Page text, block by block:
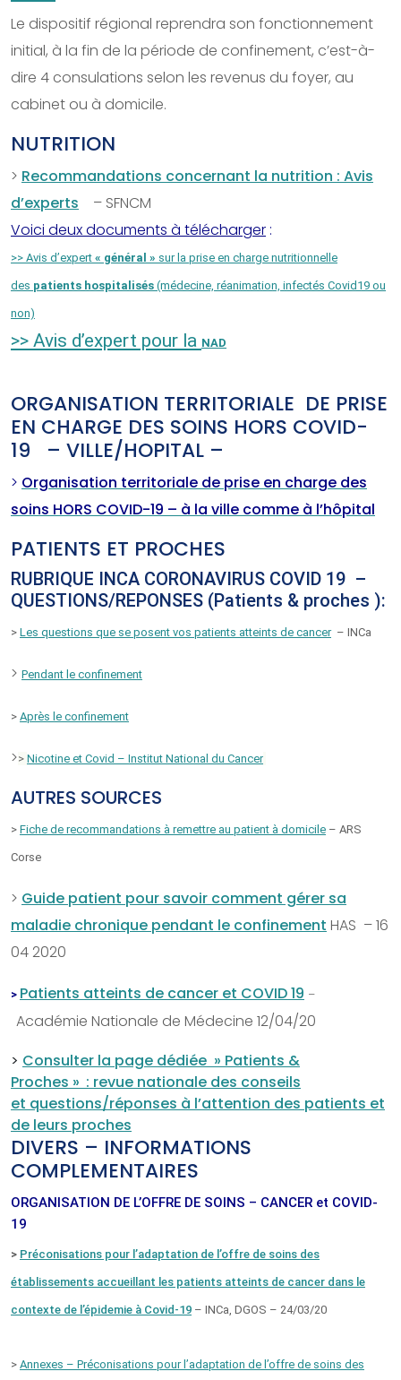
Le dispositif régional reprendra son fonctionnement
initial, à la fin de la période de confinement, c’est-à-
dire 4 consulations selon les revenus du foyer, au
cabinet ou à domicile.
NUTRITION
> Recommandations concernant la nutrition : Avis
d’experts
– SFNCM
Voici deux documents à télécharger :
>> Avis d’expert « général » sur la prise en charge nutritionnelle
des patients hospitalisés (médecine, réanimation, infectés Covid19 ou
non)
>> Avis d’expert pour la NAD
ORGANISATION TERRITORIALE DE PRISE
EN CHARGE DES SOINS HORS COVID-
19 – VILLE/HOPITAL –
> Organisation territoriale de prise en charge des
soins HORS COVID-19 – à la ville comme à l’hôpital
PATIENTS ET PROCHES
RUBRIQUE INCA CORONAVIRUS COVID 19 –
QUESTIONS/REPONSES (Patients & proches ):
> Les questions que se posent vos patients atteints de cancer– INCa
> Pendant le confinement
> Après le confinement
>> Nicotine et Covid – Institut National du Cancer
AUTRES SOURCES
> Fiche de recommandations à remettre au patient à domicile – ARS
Corse
> Guide patient pour savoir comment gérer sa
maladie chronique pendant le confinement HAS – 16
04 2020
> Patients atteints de cancer et COVID 19 –
Académie Nationale de Médecine 12/04/20
> Consulter la page dédiée » Patients &
Proches » : revue nationale des conseils
et questions/réponses à l’attention des patients et
de leurs proches
DIVERS – INFORMATIONS
COMPLEMENTAIRES
ORGANISATION DE L’OFFRE DE SOINS – CANCER et COVID-
19
> Préconisations pour l’adaptation de l’offre de soins des
établissements accueillant les patients atteints de cancer dans le
contexte de l’épidemie à Covid-19 – INCa, DGOS – 24/03/20
> Annexes – Préconisations pour l’adaptation de l’offre de soins des